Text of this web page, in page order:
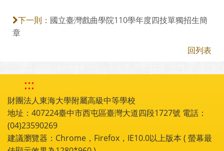
下一則： 國立臺灣戲曲學院110學年度四技單獨招生簡
章
回列表
:::
財團法人東海大學附屬高級中等學校
地址：407224臺中市西屯區臺灣大道四段1727號 電話：
(04)23590269
建議瀏覽器：Chrome，Firefox，IE10.0以上版本 ( 螢幕最